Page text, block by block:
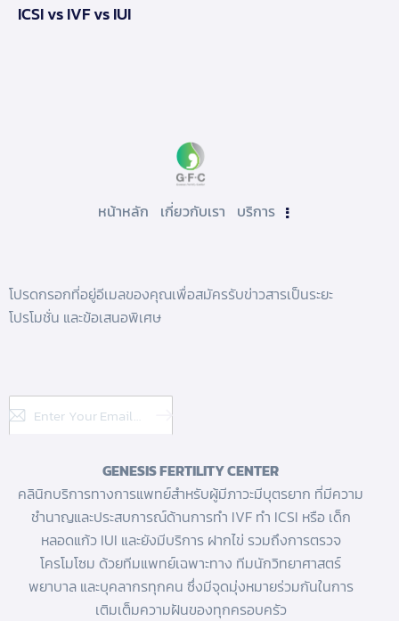
ICSI vs IVF vs IUI
หน้าหลัก เกี่ยวกับเรา บริการ
โปรดกรอกที่อยู่อีเมลของคุณเพื่อสมัครรับข่าวสารเป็นระยะ
โปรโมชั่น และข้อเสนอพิเศษ
Subscribe
GENESIS FERTILITY CENTER
คลินิกบริการทางการแพทย์สำหรับผู้มีภาวะมีบุตรยาก ที่มีความ
ชำนาญและประสบการณ์ด้านการทํา IVF ทำ ICSI หรือ เด็ก
หลอดแก้วIUI และยังมีบริการ ฝากไข่ รวมถึงการตรวจ
โครโมโซม ด้วยทีมแพทย์เฉพาะทาง ทีมนักวิทยาศาสตร์
พยาบาล และบุคลากรทุกคน ซึ่งมีจุดมุ่งหมายร่วมกันในการ
เติมเต็มความฝันของทุกครอบครัว